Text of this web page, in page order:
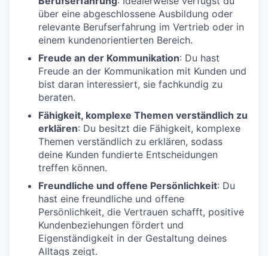
über eine abgeschlossene Ausbildung oder
relevante Berufserfahrung im Vertrieb oder in
einem kundenorientierten Bereich.
Freude an der Kommunikation: Du hast
Freude an der Kommunikation mit Kunden und
bist daran interessiert, sie fachkundig zu
beraten.
Fähigkeit, komplexe Themen verständlich zu
erklären: Du besitzt die Fähigkeit, komplexe
Themen verständlich zu erklären, sodass
deine Kunden fundierte Entscheidungen
treffen können.
Freundliche und offene Persönlichkeit: Du
hast eine freundliche und offene
Persönlichkeit, die Vertrauen schafft, positive
Kundenbeziehungen fördert und
Eigenständigkeit in der Gestaltung deines
Alltags zeigt.